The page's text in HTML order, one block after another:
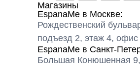
Магазины
EspanaMe в Москве:
Рождественский
подъезд 2, этаж 4, офис
EspanaMe в Санкт-
Большая Конюшенная